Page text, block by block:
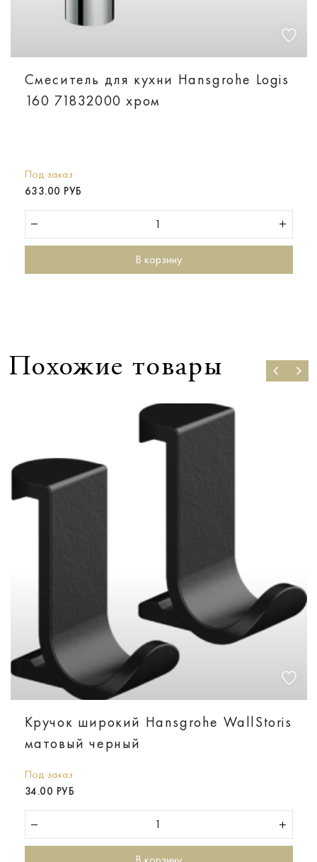
Смеситель для кухни Hansgrohe Logis
160 71832000 хром
Под заказ
633.00 РУБ
В корзину
Похожие товары
Кручок широкий Hansgrohe WallStoris
матовый черный
Под заказ
34.00 РУБ